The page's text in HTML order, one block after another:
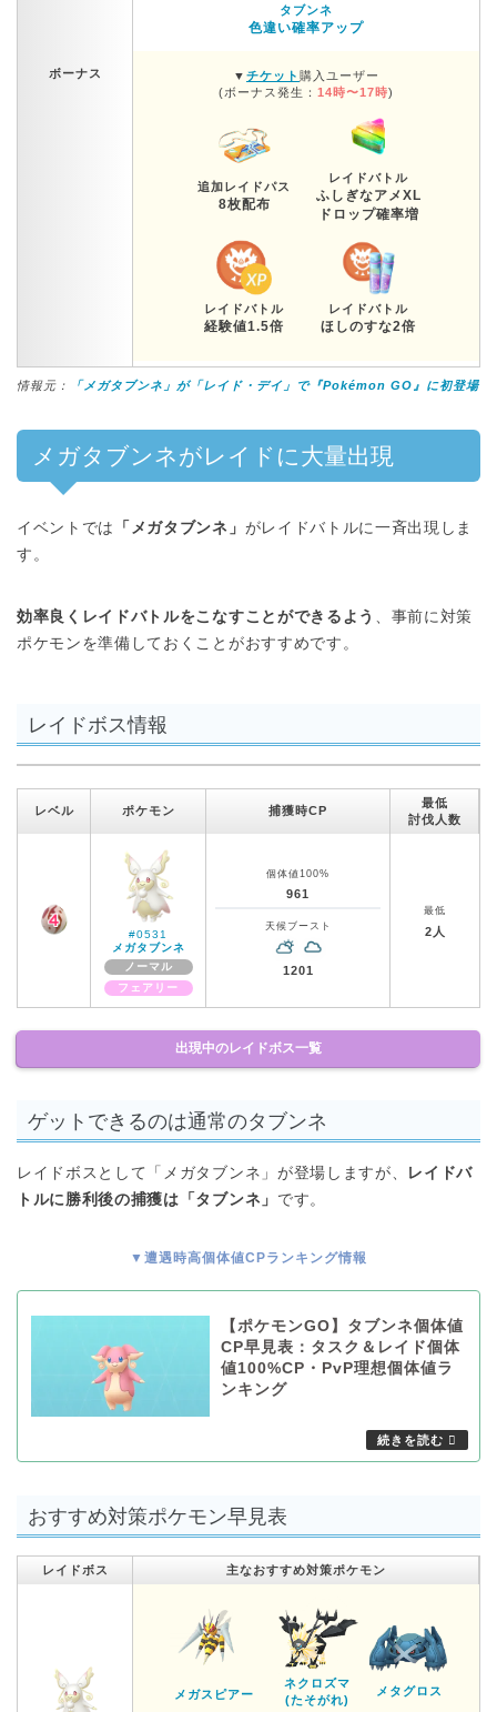
ボーナス
タブンネ
色違い確率アップ
▼ チケット 購入ユーザー
(ボーナス発生： 14時〜17時)
追加レイドパス
8枚配布
レイドバトル
ふしぎなアメXL
ドロップ確率増
レイドバトル
経験値1.5倍
レイドバトル
ほしのすな2倍
情報元： 「メガタブンネ」が「レイド・デイ」で『Pokémon GO』に初登場
メガタブンネがレイドに大量出現
イベントでは 「メガタブンネ」 がレイドバトルに一斉出現しま
す。
効率良くレイドバトルをこなすことができるよう
、事前に対策
ポケモンを準備しておくことがおすすめです。
レイドボス情報
レベル ポケモン 捕獲時CP
最低
討伐人数
#0531
メガタブンネ
ノーマル
フェアリー
個体値100%
961
天候ブースト
1201
最低
2人
出現中のレイドボス一覧
ゲットできるのは通常のタブンネ
レイドボスとして「メガタブンネ」が登場しますが、
レイドバ
トルに勝利後の捕獲は「タブンネ」 です。
▼遭遇時高個体値CPランキング情報
【ポケモンGO】タブンネ個体値
CP早見表：タスク＆レイド個体
値100%CP・PvP理想個体値ラ
ンキング
おすすめ対策ポケモン早見表
レイドボス 主なおすすめ対策ポケモン
メガスピアー
ネクロズマ
(たそがれ)
メタグロス